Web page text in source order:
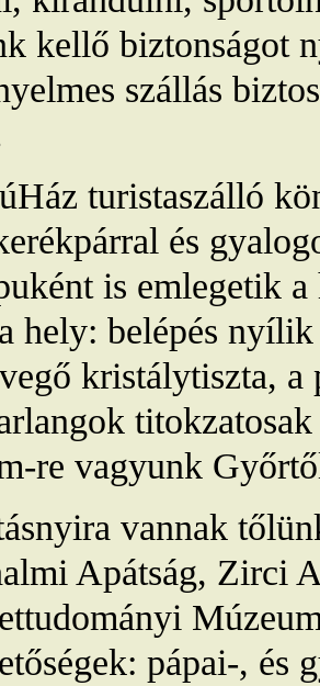
kellő biztonságot
szállás
turistaszálló
és
is emlegetik
hely: belépés
kristálytiszta, a
re vagyunk
vannak
Apátság, Zirci
pápai-, és